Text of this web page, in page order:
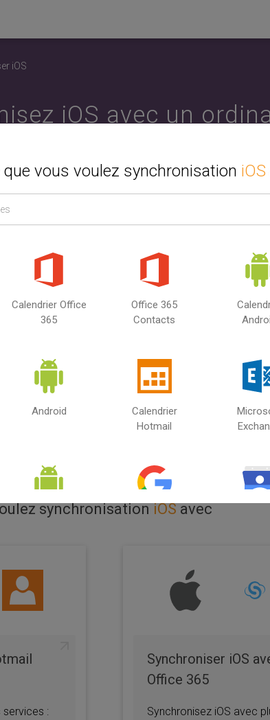
iOS
iOS avec un
Comment utiliser SyncGene ?
vous voulez synchronisation iOS
Calendrier Office
365
Office 365
Contacts
Android
Calendrier
Hotmail
Android
Google
synchronisationiOSavec
services :
Synchroniser iOS
Office 365
Synchronisez iOS avec